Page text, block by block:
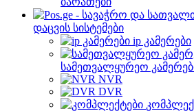
დაცვის სისტემები
ip კამერები
სამეთვალყურეო
NVR
DVR